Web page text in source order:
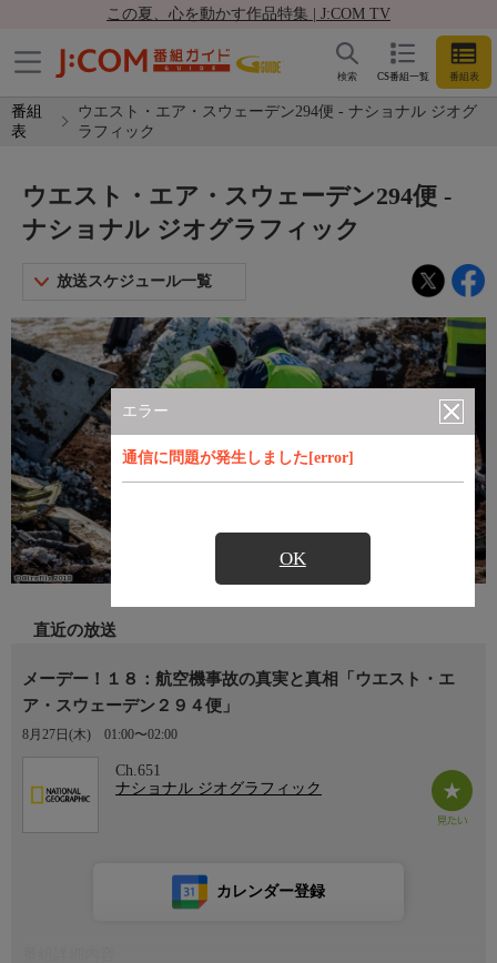
この夏、心を動かす作品特集 | J:COM TV
CS番組一覧 番組表
検索
番組
表
ウエスト・エア・スウェーデン294便 - ナショナル ジオグ
ラフィック
エラー
通信に問題が発生しました[error]
OK
ウエスト・エア・スウェーデン294便 -
ナショナル ジオグラフィック
放送スケジュール一覧
直近の放送
メーデー！１８：航空機事故の真実と真相「ウエスト・エ
ア・スウェーデン２９４便」
8月27日(木) 01:00〜02:00
Ch.651
ナショナル ジオグラフィック
カレンダー登録